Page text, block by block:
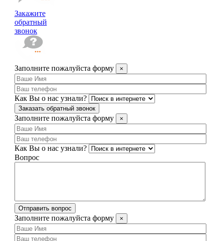
Закажите
обратный
звонок
Заполните пожалуйста форму ×
Как Вы о нас узнали?
Заказать обратный звонок
Заполните пожалуйста форму ×
Как Вы о нас узнали?
Вопрос
Отправить вопрос
Заполните пожалуйста форму ×